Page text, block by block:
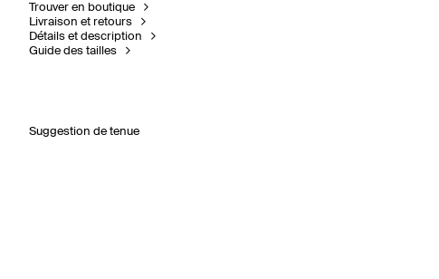
Trouver en boutique
Livraison et retours
Détails et description
Guide des tailles
Suggestion de tenue